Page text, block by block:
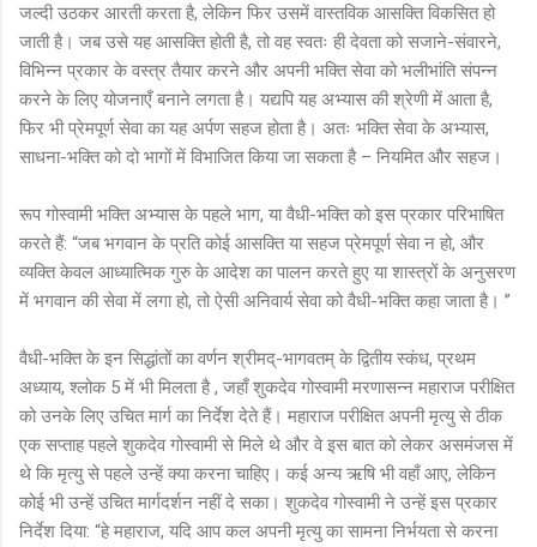
जल्दी उठकर आरती करता है, लेकिन फिर उसमें वास्तविक आसक्ति विकसित हो
जाती है। जब उसे यह आसक्ति होती है, तो वह स्वतः ही देवता को सजाने-संवारने,
विभिन्न प्रकार के वस्त्र तैयार करने और अपनी भक्ति सेवा को भलीभांति संपन्न
करने के लिए योजनाएँ बनाने लगता है। यद्यपि यह अभ्यास की श्रेणी में आता है,
फिर भी प्रेमपूर्ण सेवा का यह अर्पण सहज होता है। अतः भक्ति सेवा के अभ्यास,
साधना-भक्ति को दो भागों में विभाजित किया जा सकता है – नियमित और सहज।
रूप गोस्वामी भक्ति अभ्यास के पहले भाग, या वैधी-भक्ति को इस प्रकार परिभाषित
करते हैं: “जब भगवान के प्रति कोई आसक्ति या सहज प्रेमपूर्ण सेवा न हो, और
व्यक्ति केवल आध्यात्मिक गुरु के आदेश का पालन करते हुए या शास्त्रों के अनुसरण
में भगवान की सेवा में लगा हो, तो ऐसी अनिवार्य सेवा को वैधी-भक्ति कहा जाता है। ”
वैधी-भक्ति के इन सिद्धांतों का वर्णन श्रीमद्-भागवतम् के द्वितीय स्कंध, प्रथम
अध्याय, श्लोक 5 में भी मिलता है , जहाँ शुकदेव गोस्वामी मरणासन्न महाराज परीक्षित
को उनके लिए उचित मार्ग का निर्देश देते हैं। महाराज परीक्षित अपनी मृत्यु से ठीक
एक सप्ताह पहले शुकदेव गोस्वामी से मिले थे और वे इस बात को लेकर असमंजस में
थे कि मृत्यु से पहले उन्हें क्या करना चाहिए। कई अन्य ऋषि भी वहाँ आए, लेकिन
कोई भी उन्हें उचित मार्गदर्शन नहीं दे सका। शुकदेव गोस्वामी ने उन्हें इस प्रकार
निर्देश दिया: “हे महाराज, यदि आप कल अपनी मृत्यु का सामना निर्भयता से करना